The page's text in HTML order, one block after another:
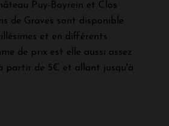
Puy-Boyrein et Clos
de Graves sont disponible
et en différents
de prix est elle aussi assez
partir de 5€ et allant jusqu'à